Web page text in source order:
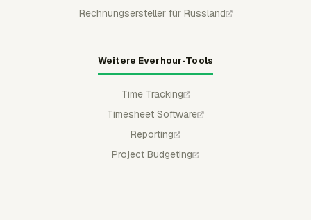
Rechnungsersteller für Russland
Weitere Everhour-Tools
Time Tracking
Timesheet Software
Reporting
Project Budgeting